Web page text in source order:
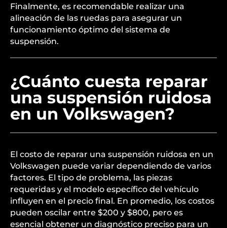
Finalmente, es recomendable realizar una
alineación de las ruedas para asegurar un
funcionamiento óptimo del sistema de
suspensión.
¿Cuánto cuesta reparar
una suspensión ruidosa
en un Volkswagen?
El costo de reparar una suspensión ruidosa en un
Volkswagen puede variar dependiendo de varios
factores. El tipo de problema, las piezas
requeridas y el modelo específico del vehículo
influyen en el precio final. En promedio, los costos
pueden oscilar entre $200 y $800, pero es
esencial obtener un diagnóstico preciso para un